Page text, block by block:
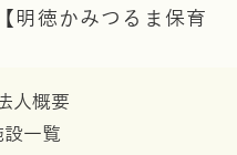
【明徳かみつるま保育
人概要
設一覧